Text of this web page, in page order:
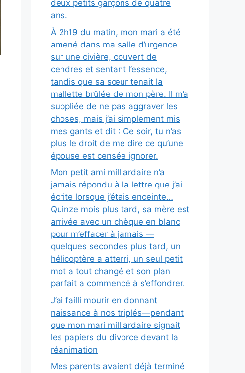
deux petits garçons de quatre
ans.
À 2h19 du matin, mon mari a été
amené dans ma salle d’urgence
sur une civière, couvert de
cendres et sentant l’essence,
tandis que sa sœur tenait la
mallette brûlée de mon père. Il m’a
suppliée de ne pas aggraver les
choses, mais j’ai simplement mis
mes gants et dit : Ce soir, tu n’as
plus le droit de me dire ce qu’une
épouse est censée ignorer.
Mon petit ami milliardaire n’a
jamais répondu à la lettre que j’ai
écrite lorsque j’étais enceinte…
Quinze mois plus tard, sa mère est
arrivée avec un chèque en blanc
pour m’effacer à jamais —
quelques secondes plus tard, un
hélicoptère a atterri, un seul petit
mot a tout changé et son plan
parfait a commencé à s’effondrer.
J’ai failli mourir en donnant
naissance à nos triplés—pendant
que mon mari milliardaire signait
les papiers du divorce devant la
réanimation
Mes parents avaient déjà terminé